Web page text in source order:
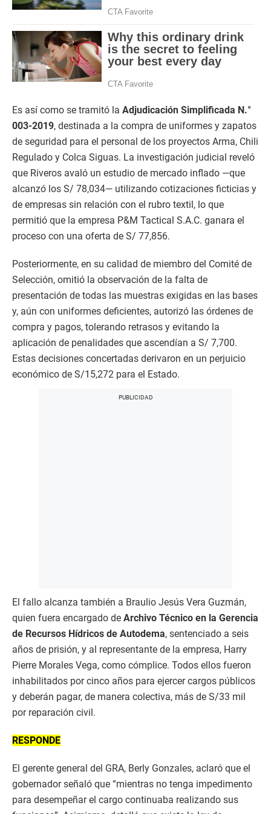
Es así como se tramitó la Adjudicación Simplificada N.°
003-2019, destinada a la compra de uniformes y zapatos
de seguridad para el personal de los proyectos Arma, Chili
Regulado y Colca Siguas. La investigación judicial reveló
que Riveros avaló un estudio de mercado inflado —que
alcanzó los S/ 78,034— utilizando cotizaciones ficticias y
de empresas sin relación con el rubro textil, lo que
permitió que la empresa P&M Tactical S.A.C. ganara el
proceso con una oferta de S/ 77,856.
Posteriormente, en su calidad de miembro del Comité de
Selección, omitió la observación de la falta de
presentación de todas las muestras exigidas en las bases
y, aún con uniformes deficientes, autorizó las órdenes de
compra y pagos, tolerando retrasos y evitando la
aplicación de penalidades que ascendían a S/ 7,700.
Estas decisiones concertadas derivaron en un perjuicio
económico de S/15,272 para el Estado.
El fallo alcanza también a Braulio Jesús Vera Guzmán,
quien fuera encargado de Archivo Técnico en la Gerencia
de Recursos Hídricos de Autodema, sentenciado a seis
años de prisión, y al representante de la empresa, Harry
Pierre Morales Vega, como cómplice. Todos ellos fueron
inhabilitados por cinco años para ejercer cargos públicos
y deberán pagar, de manera colectiva, más de S/33 mil
por reparación civil.
RESPONDE
El gerente general del GRA, Berly Gonzales, aclaró que el
gobernador señaló que “mientras no tenga impedimento
para desempeñar el cargo continuaba realizando sus